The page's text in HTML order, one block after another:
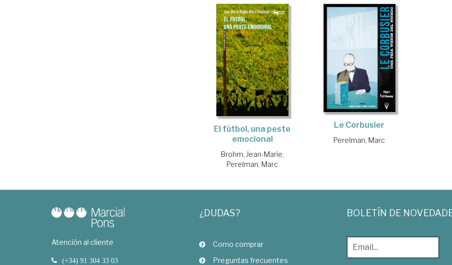
El fútbol, una peste
emocional
Brohm, Jean-Marie;
Perelman, Marc
Le Corbusier
Perelman, Marc
Atención al cliente
(+34) 91 304 33 03
¿DUDAS?
Como comprar
Preguntas frecuentes
BOLETÍN DE